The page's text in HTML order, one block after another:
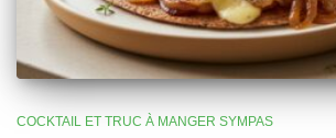
COCKTAIL ET TRUC À MANGER SYMPAS